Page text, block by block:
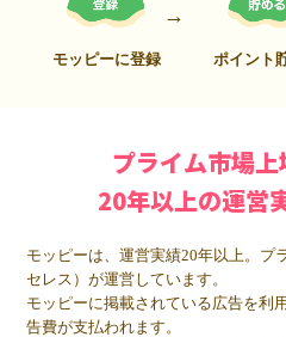
モッピーに登録 ポイント
プライム市場上
20年以上の運営
モッピーは、運営実績20年以上。プ
セレス）が運営しています。
モッピーに掲載されている広告を利
告費が支払われます。